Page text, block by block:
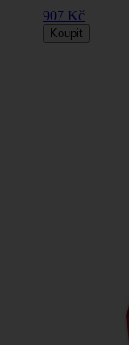
907 Kč
Koupit